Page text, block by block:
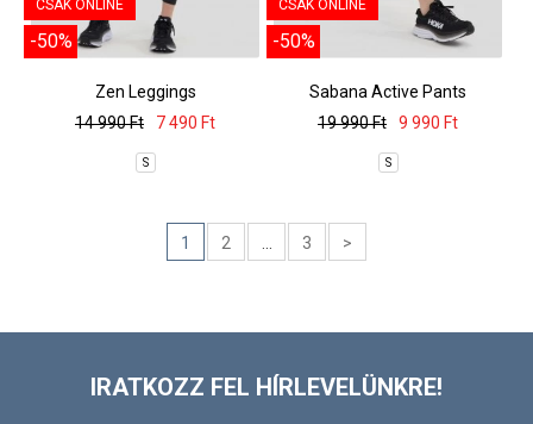
CSAK ONLINE
-50%
Zen Leggings
14 990 Ft
7 490 Ft
S
CSAK ONLINE
-50%
Sabana Active Pants
19 990 Ft
9 990 Ft
S
1 2 3 >
IRATKOZZ FEL HÍRLEVELÜNKRE!